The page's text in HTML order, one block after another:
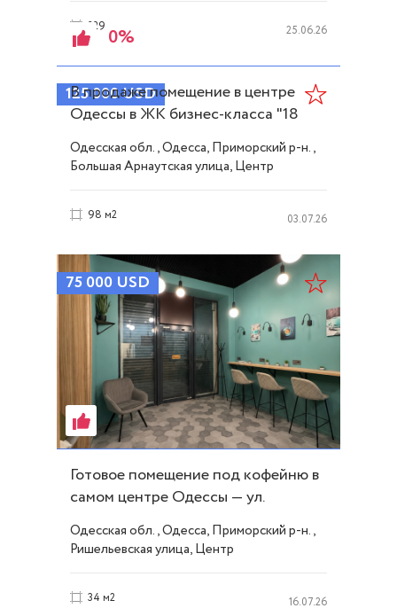
229 сот. 25.06.26
125 000USD
0%
В продаже помещение в центре
Одессы в ЖК бизнес-класса "18
Жемчужина" ID 54232
Одесская обл., Одесса, Приморский р-н.,
Большая Арнаутская улица, Центр
98 м2 03.07.26
75 000 USD
Готовое помещение под кофейню в
самом центре Одессы — ул.
Ришельевская ID 54332
Одесская обл., Одесса, Приморский р-н.,
Ришельевская улица, Центр
34 м2 16.07.26